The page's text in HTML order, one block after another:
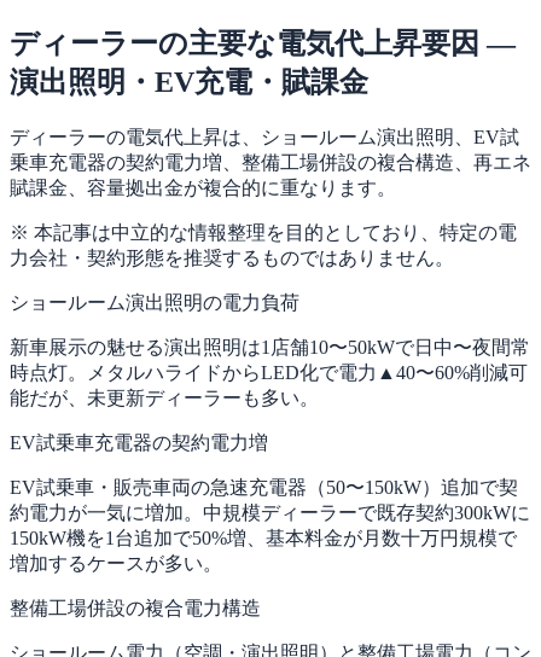
ディーラーの主要な電気代上昇要因 —
演出照明・EV充電・賦課金
ディーラーの電気代上昇は、ショールーム演出照明、EV試
乗車充電器の契約電力増、整備工場併設の複合構造、再エネ
賦課金、容量拠出金が複合的に重なります。
※ 本記事は中立的な情報整理を目的としており、特定の電
力会社・契約形態を推奨するものではありません。
ショールーム演出照明の電力負荷
新車展示の魅せる演出照明は1店舗10〜50kWで日中〜夜間常
時点灯。メタルハライドからLED化で電力▲40〜60%削減可
能だが、未更新ディーラーも多い。
EV試乗車充電器の契約電力増
EV試乗車・販売車両の急速充電器（50〜150kW）追加で契
約電力が一気に増加。中規模ディーラーで既存契約300kWに
150kW機を1台追加で50%増、基本料金が月数十万円規模で
増加するケースが多い。
整備工場併設の複合電力構造